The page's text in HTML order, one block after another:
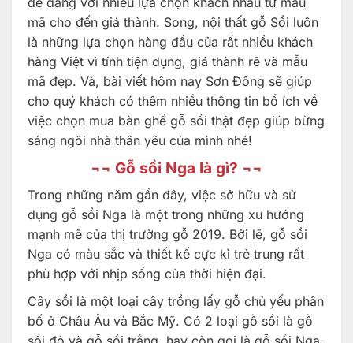
mã cho đến giá thành. Song, nội thất gỗ Sồi luôn
là những lựa chọn hàng đầu của rất nhiều khách
hàng Việt vì tính tiện dụng, giá thành rẻ và mẫu
mã đẹp. Và, bài viết hôm nay Sơn Đông sẽ giúp
cho quý khách có thêm nhiều thông tin bổ ích về
việc chọn mua bàn ghế gỗ sồi thật đẹp giúp bừng
sáng ngôi nhà thân yêu của mình nhé!
¬¬ Gỗ sồi Nga là gì? ¬¬
Trong những năm gần đây, việc sở hữu và sử
dụng gỗ sồi Nga là một trong những xu hướng
mạnh mẽ của thị trường gỗ 2019. Bởi lẽ, gỗ sồi
Nga có màu sắc và thiết kế cực kì trẻ trung rất
phù hợp với nhịp sống của thời hiện đại.
Cây sồi là một loại cây trồng lấy gỗ chủ yếu phân
bố ở Châu Âu và Bắc Mỹ. Có 2 loại gỗ sồi là gỗ